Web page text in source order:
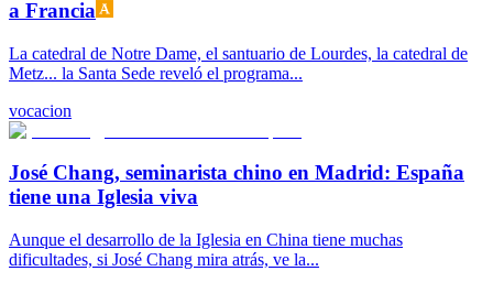
a Francia
La catedral de Notre Dame, el santuario de Lourdes, la catedral de
Metz... la Santa Sede reveló el programa...
vocacion
José Chang, seminarista chino en Madrid: España
tiene una Iglesia viva
Aunque el desarrollo de la Iglesia en China tiene muchas
dificultades, si José Chang mira atrás, ve la...